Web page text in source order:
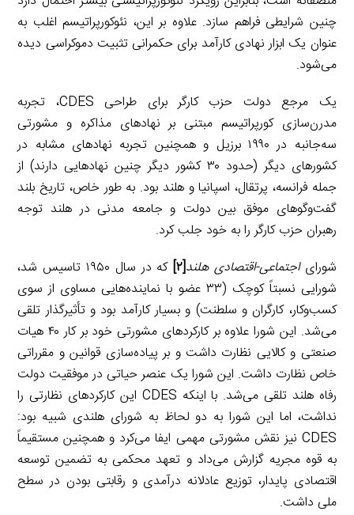
چنین شرایطی فراهم سازد. علاوه بر این، نئوکورپراتیسم اغلب به
عنوان یک ابزار نهادی کارآمد برای حکمرانی تثبیت دموکراسی دیده
می‌شود.
یک مرجع دولت حزب کارگر برای طراحی CDES، تجربه
مدرن‌سازی کورپراتیسم مبتنی بر نهادهای مذاکره و مشورتی
سه‌جانبه در ۱۹۹۰ برزیل و همچنین تجربه نهادهای مشابه در
کشورهای دیگر (حدود ۳۰ کشور دیگر چنین نهادهایی دارند) از
جمله فرانسه، پرتقال، اسپانیا و هلند بود. به طور خاص، تاریخ بلند
گفت‌وگوهای موفق بین دولت و جامعه مدنی در هلند توجه
رهبران حزب کارگر را به خود جلب کرد.
شورایاجتماعی-اقتصادی هلند[۲]
که در سال ۱۹۵۰ تاسیس شد،
شورایی نسبتاً کوچک (۳۳ عضو با نماینده‌هایی مساوی از سوی
کسب‌وکار، کارگران و سلطنت) و بسیار کارآمد بود و تأثیرگذار تلقی
می‌شد. این شورا علاوه بر کارکردهای مشورتی خود بر کار ۴۰ هیات
صنعتی و کالایی نظارت داشت و بر پیاده‌سازی قوانین و مقرراتی
خاص نظارت داشت. این شورا یک عنصر حیاتی در موفقیت دولت
رفاه هلند تلقی می‌شد. با اینکه CDES این کارکردهای نظارتی را
نداشت، اما این شورا به دو لحاظ به شورای هلندی شبیه بود:
CDES نیز نقش مشورتی مهمی ایفا می‌کرد و همچنین مستقیماً
به قوه مجریه گزارش می‌داد و تعهد محکمی به تضمین توسعه
اقتصادی پایدار، توزیع عادلانه درآمدی و رقابتی بودن در سطح
ملی داشت.